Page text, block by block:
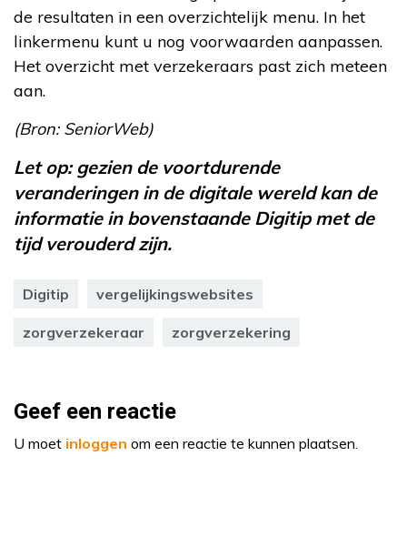
de resultaten in een overzichtelijk menu. In het
linkermenu kunt u nog voorwaarden aanpassen.
Het overzicht met verzekeraars past zich meteen
aan.
(Bron: SeniorWeb)
Let op: gezien de voortdurende
veranderingen in de digitale wereld kan de
informatie in bovenstaande Digitip met de
tijd verouderd zijn.
Digitip vergelijkingswebsites
zorgverzekeraar zorgverzekering
Geef een reactie
U moet inloggen om een reactie te kunnen plaatsen.